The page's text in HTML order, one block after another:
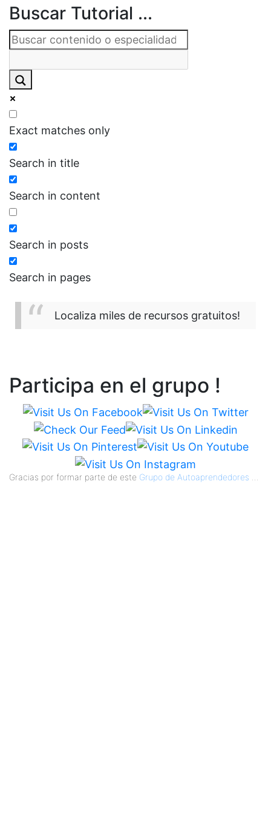
Buscar Tutorial ...
Exact matches only
Search in title
Search in content
Search in posts
Search in pages
Localiza miles de recursos gratuitos!
Participa en el grupo !
Gracias por formar parte de este Grupo de Autoaprendedores